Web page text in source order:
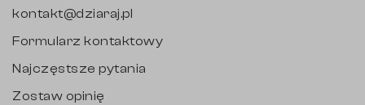
kontakt@dziaraj.pl
Formularz kontaktowy
Najczęstsze pytania
Zostaw opinię